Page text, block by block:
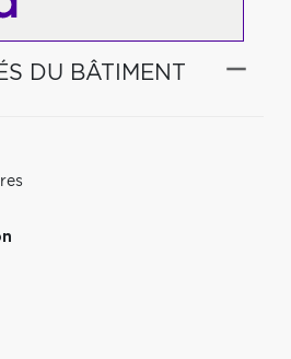
DU BÂTIMENT